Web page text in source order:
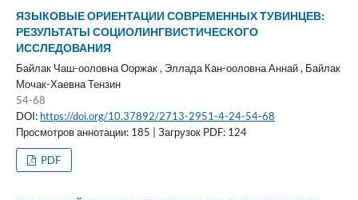
ЯЗЫКОВЫЕ ОРИЕНТАЦИИ СОВРЕМЕННЫХ ТУВИНЦЕВ:
РЕЗУЛЬТАТЫ СОЦИОЛИНГВИСТИЧЕСКОГО
ИССЛЕДОВАНИЯ
Байлак Чаш-ооловна Ооржак , Эллада Кан-ооловна Аннай , Байлак
Мочак-Хаевна Тензин
54-68
DOI: https://doi.org/10.37892/2713-2951-4-24-54-68
Просмотров аннотации: 185 | Загрузок PDF: 124
PDF